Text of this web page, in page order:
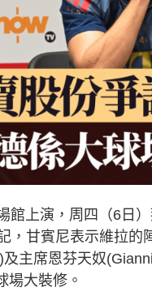
館上演，周四（6日
，甘賓尼表示維拉的
主席恩芬天奴
場大裝修。